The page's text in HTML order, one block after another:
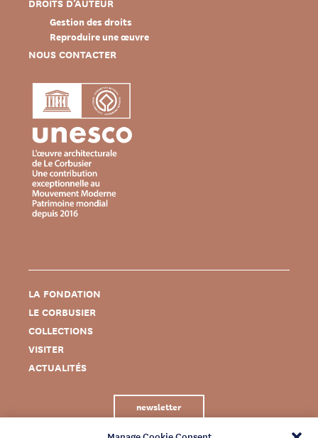
DROITS D’AUTEUR
Gestion des droits
Reproduire une œuvre
NOUS CONTACTER
LA FONDATION
LE CORBUSIER
COLLECTIONS
VISITER
ACTUALITÉS
newsletter